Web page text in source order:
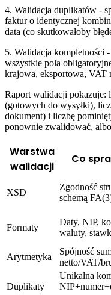
4. Walidacja duplikatów -
faktur o identycznej
data (co skutkowałoby
5. Walidacja kompletności
wszystkie pola
krajowa, eksportowa, VAT
Raport walidacji pokazuje:
(gotowych do wysyłki),
dokument) i liczbę
ponownie zwalidować,
Warstwa
walidacji
Co
XSD
Zgodność
schemą
Formaty
Daty, NIP,
waluty,
Arytmetyka
Spójność
netto/VAT/
Duplikaty
Unikalna